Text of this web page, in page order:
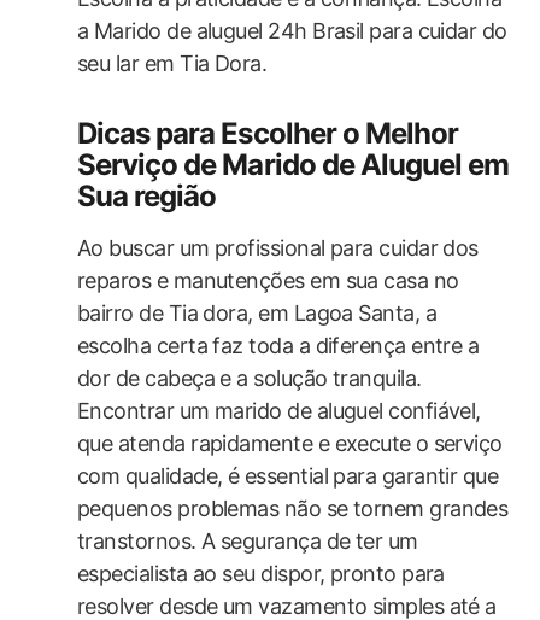
a Marido de aluguel 24h Brasil para cuidar do‍
seu lar em Tia Dora.
Dicas para Escolher o Melhor
Serviço ​de Marido ‍de Aluguel em
Sua região
Ao buscar um profissional‌ para cuidar dos
reparos e manutenções em sua casa no
bairro de Tia dora, em Lagoa Santa, ‌a
escolha certa faz toda a diferença entre a
dor de cabeça e a solução tranquila.
Encontrar um marido de aluguel confiável,
que atenda rapidamente e execute o ⁣serviço
com qualidade, é essential para‌ garantir que
pequenos problemas não se tornem grandes
transtornos. A segurança de ter um
especialista ao seu dispor, pronto para
resolver desde um vazamento simples até a